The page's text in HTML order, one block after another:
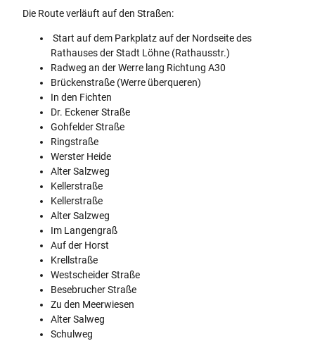
Die Route verläuft auf den Straßen:
Start auf dem Parkplatz auf der Nordseite des
Rathauses der Stadt Löhne (Rathausstr.)
Radweg an der Werre lang Richtung A30
Brückenstraße (Werre überqueren)
In den Fichten
Dr. Eckener Straße
Gohfelder Straße
Ringstraße
Werster Heide
Alter Salzweg
Kellerstraße
Kellerstraße
Alter Salzweg
Im Langengraß
Auf der Horst
Krellstraße
Westscheider Straße
Besebrucher Straße
Zu den Meerwiesen
Alter Salweg
Schulweg